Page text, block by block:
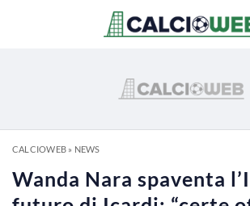
CALCIOWEB» NEWS
Wanda Nara spaventa